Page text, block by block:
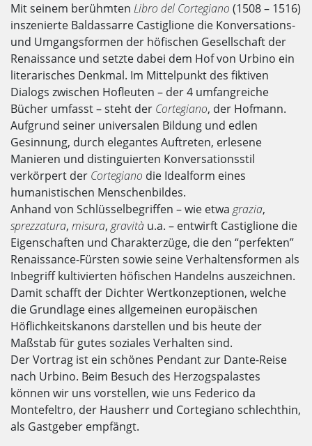
Mit seinem berühmten Libro del Cortegiano (1508 – 1516)
inszenierte Baldassarre Castiglione die Konversations-
und Umgangsformen der höfischen Gesellschaft der
Renaissance und setzte dabei dem Hof von Urbino ein
literarisches Denkmal. Im Mittelpunkt des fiktiven
Dialogs zwischen Hofleuten – der 4 umfangreiche
Bücher umfasst – steht der Cortegiano, der Hofmann.
Aufgrund seiner universalen Bildung und edlen
Gesinnung, durch elegantes Auftreten, erlesene
Manieren und distinguierten Konversationsstil
verkörpert der Cortegiano die Idealform eines
humanistischen Menschenbildes.
Anhand von Schlüsselbegriffen – wie etwa grazia,
sprezzatura, misura, gravità u.a. – entwirft Castiglione die
Eigenschaften und Charakterzüge, die den “perfekten”
Renaissance-Fürsten sowie seine Verhaltensformen als
Inbegriff kultivierten höfischen Handelns auszeichnen.
Damit schafft der Dichter Wertkonzeptionen, welche
die Grundlage eines allgemeinen europäischen
Höflichkeitskanons darstellen und bis heute der
Maßstab für gutes soziales Verhalten sind.
Der Vortrag ist ein schönes Pendant zur Dante-Reise
nach Urbino. Beim Besuch des Herzogspalastes
können wir uns vorstellen, wie uns Federico da
Montefeltro, der Hausherr und Cortegiano schlechthin,
als Gastgeber empfängt.